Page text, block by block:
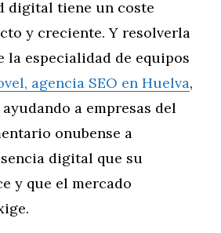
digital tiene un coste
y creciente. Y resolverla
la especialidad de equipos
agencia SEO en Huelva,
a empresas del
onubense a
digital que su
y que el mercado